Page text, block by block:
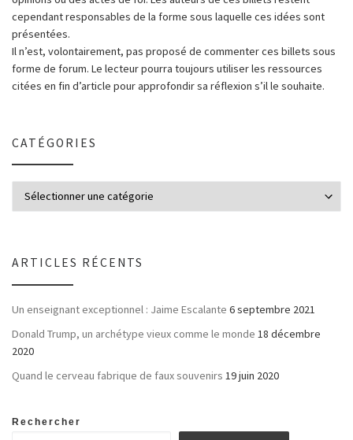
cependant responsables de la forme sous laquelle ces idées sont
présentées.
Il n’est, volontairement, pas proposé de commenter ces billets sous
forme de forum. Le lecteur pourra toujours utiliser les ressources
citées en fin d’article pour approfondir sa réflexion s’il le souhaite.
CATÉGORIES
ARTICLES RÉCENTS
Un enseignant exceptionnel : Jaime Escalante 6 septembre 2021
Donald Trump, un archétype vieux comme le monde 18 décembre
2020
Quand le cerveau fabrique de faux souvenirs 19 juin 2020
Rechercher